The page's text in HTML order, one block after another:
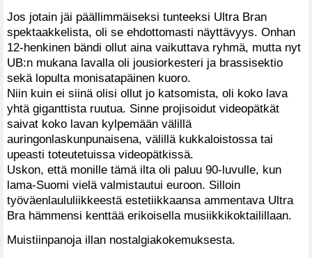
Jos jotain jäi päällimmäiseksi tunteeksi Ultra Bran
spektaakkelista, oli se ehdottomasti näyttävyys. Onhan
12-henkinen bändi ollut aina vaikuttava ryhmä, mutta nyt
UB:n mukana lavalla oli jousiorkesteri ja brassisektio
sekä lopulta monisatapäinen kuoro.
Niin kuin ei siinä olisi ollut jo katsomista, oli koko lava
yhtä giganttista ruutua. Sinne projisoidut videopätkät
saivat koko lavan kylpemään välillä
auringonlaskunpunaisena, välillä kukkaloistossa tai
upeasti toteutetuissa videopätkissä.
Uskon, että monille tämä ilta oli paluu 90-luvulle, kun
lama-Suomi vielä valmistautui euroon. Silloin
työväenlaululiikkeestä estetiikkaansa ammentava Ultra
Bra hämmensi kenttää erikoisella musiikkikoktailillaan.
Muistiinpanoja illan nostalgiakokemuksesta.